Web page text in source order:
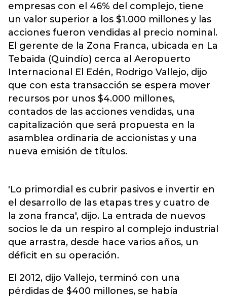
empresas con el 46% del complejo, tiene
un valor superior a los $1.000 millones y las
acciones fueron vendidas al precio nominal.
El gerente de la Zona Franca, ubicada en La
Tebaida (Quindío) cerca al Aeropuerto
Internacional El Edén, Rodrigo Vallejo, dijo
que con esta transacción se espera mover
recursos por unos $4.000 millones,
contados de las acciones vendidas, una
capitalización que será propuesta en la
asamblea ordinaria de accionistas y una
nueva emisión de títulos.
'Lo primordial es cubrir pasivos e invertir en
el desarrollo de las etapas tres y cuatro de
la zona franca', dijo. La entrada de nuevos
socios le da un respiro al complejo industrial
que arrastra, desde hace varios años, un
déficit en su operación.
El 2012, dijo Vallejo, terminó con una
pérdidas de $400 millones, se había